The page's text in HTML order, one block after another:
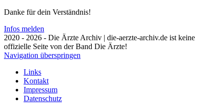
Danke für dein Verständnis!
Infos melden
2020 - 2026 - Die Ärzte Archiv | die-aerzte-archiv.de ist keine
offizielle Seite von der Band Die Ärzte!
Navigation überspringen
Links
Kontakt
Impressum
Datenschutz